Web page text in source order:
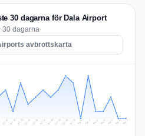
30 dagarna för Dala Airport
30 dagarna
avbrottskarta
Jul 22 Jul 23 Jul 24 Jul 25 Jul 26 Jul 27 Jul 28 Jul 29 Jul 30 Jul 31 Aug 1 Aug 2 Aug 3 Aug 4 Aug 5 Aug 6 Aug 7